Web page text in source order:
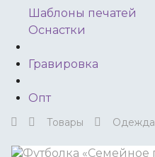
Шаблоны печатей
Оснастки
Гравировка
Опт
Товары Одежда